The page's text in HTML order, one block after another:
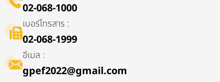
02-068-1000
เบอร์โทรสาร :
02-068-1999
อีเมล :
gpef2022@gmail.com